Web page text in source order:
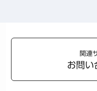
関連
お問い